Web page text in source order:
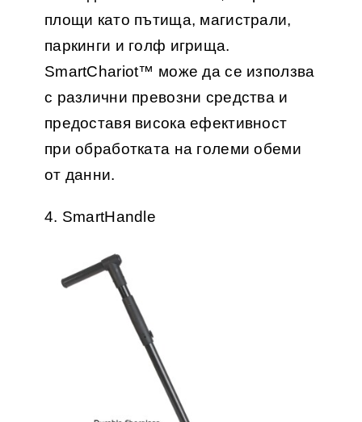
площи като пътища, магистрали,
паркинги и голф игрища.
SmartChariot™ може да се използва
с различни превозни средства и
предоставя висока ефективност
при обработката на големи обеми
от данни.
4. SmartHandle